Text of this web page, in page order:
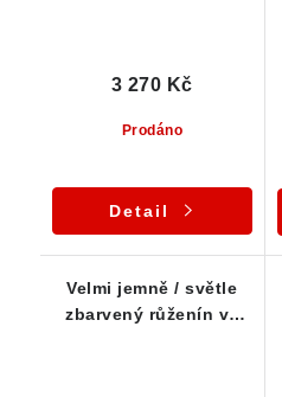
Prodáno
3 270 Kč
Detail
Velmi jemně / světle
zbarvený růženín ve